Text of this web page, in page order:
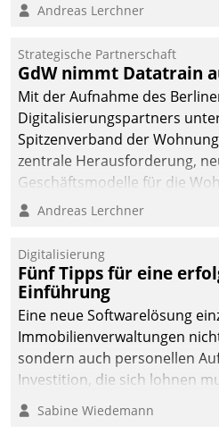
Unternehmen.
Andreas Lerchner
Strategische Partnerschaft
GdW nimmt Datatrain
Mit der Aufnahme des
Digitalisierungspartners
Spitzenverband der
zentrale Herausforderung,
Geschäftsmodelle für die
entwickeln.
Andreas Lerchner
Digitalisierung
Fünf Tipps für eine
Einführung
Eine neue Softwarelösung
Immobilienverwaltungen
sondern auch personellen
Investition, die sich lohnen
nachhaltige Optimierung der
dieses Ziel erreicht wird,
Sabine Wiedemann